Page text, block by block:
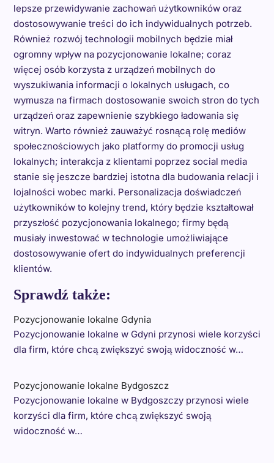
lepsze przewidywanie zachowań użytkowników oraz
dostosowywanie treści do ich indywidualnych potrzeb.
Również rozwój technologii mobilnych będzie miał
ogromny wpływ na pozycjonowanie lokalne; coraz
więcej osób korzysta z urządzeń mobilnych do
wyszukiwania informacji o lokalnych usługach, co
wymusza na firmach dostosowanie swoich stron do tych
urządzeń oraz zapewnienie szybkiego ładowania się
witryn. Warto również zauważyć rosnącą rolę mediów
społecznościowych jako platformy do promocji usług
lokalnych; interakcja z klientami poprzez social media
stanie się jeszcze bardziej istotna dla budowania relacji i
lojalności wobec marki. Personalizacja doświadczeń
użytkowników to kolejny trend, który będzie kształtował
przyszłość pozycjonowania lokalnego; firmy będą
musiały inwestować w technologie umożliwiające
dostosowywanie ofert do indywidualnych preferencji
klientów.
Sprawdź także:
Pozycjonowanie lokalne Gdynia
Pozycjonowanie lokalne w Gdyni przynosi wiele korzyści
dla firm, które chcą zwiększyć swoją widoczność w…
Pozycjonowanie lokalne Bydgoszcz
Pozycjonowanie lokalne w Bydgoszczy przynosi wiele
korzyści dla firm, które chcą zwiększyć swoją
widoczność w…